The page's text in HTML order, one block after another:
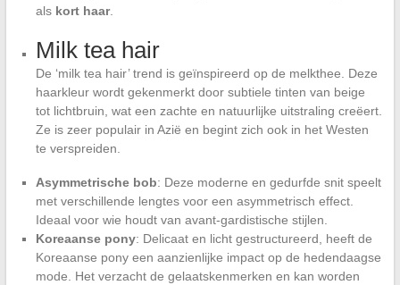
als kort haar.
Milk tea hair
De ‘milk tea hair’ trend is geïnspireerd op de melkthee. Deze
haarkleur wordt gekenmerkt door subtiele tinten van beige
tot lichtbruin, wat een zachte en natuurlijke uitstraling creëert.
Ze is zeer populair in Azië en begint zich ook in het Westen
te verspreiden.
Asymmetrische bob: Deze moderne en gedurfde snit speelt
met verschillende lengtes voor een asymmetrisch effect.
Ideaal voor wie houdt van avant-gardistische stijlen.
Koreaanse pony: Delicaat en licht gestructureerd, heeft de
Koreaanse pony een aanzienlijke impact op de hedendaagse
mode. Het verzacht de gelaatskenmerken en kan worden